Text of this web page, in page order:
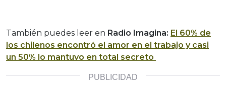
También puedes leer en Radio Imagina: El 60% de
los chilenos encontró el amor en el trabajo y casi
un 50% lo mantuvo en total secreto